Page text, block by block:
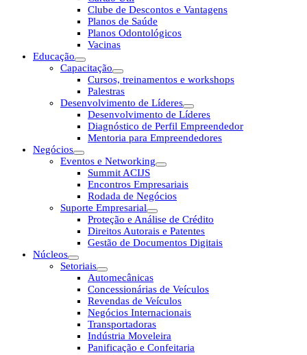
Clube de Descontos e Vantagens
Planos de Saúde
Planos Odontológicos
Vacinas
Educação
Capacitação
Cursos, treinamentos e workshops
Palestras
Desenvolvimento de Líderes
Desenvolvimento de Líderes
Diagnóstico de Perfil Empreendedor
Mentoria para Empreendedores
Negócios
Eventos e Networking
Summit ACIJS
Encontros Empresariais
Rodada de Negócios
Suporte Empresarial
Proteção e Análise de Crédito
Direitos Autorais e Patentes
Gestão de Documentos Digitais
Núcleos
Setoriais
Automecânicas
Concessionárias de Veículos
Revendas de Veículos
Negócios Internacionais
Transportadoras
Indústria Moveleira
Panificação e Confeitaria